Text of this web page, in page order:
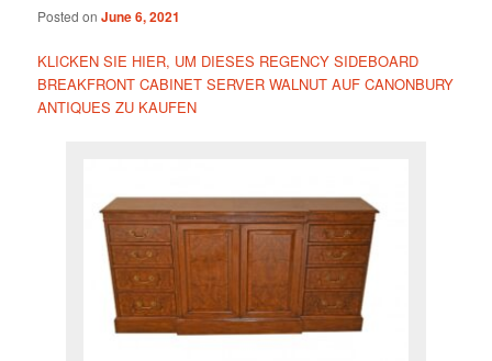
Posted onJune 6, 2021
KLICKEN SIE HIER, UM DIESES REGENCY SIDEBOARD
BREAKFRONT CABINET SERVER WALNUT AUF CANONBURY
ANTIQUES ZU KAUFEN